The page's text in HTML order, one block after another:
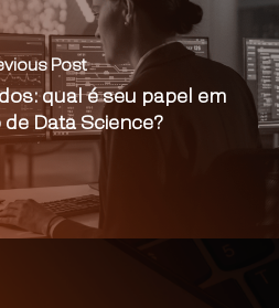
Post
qual é seu papel em
Data Science?